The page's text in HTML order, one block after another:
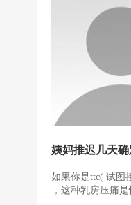
姨妈推迟几天
如果你是ttc( 试图
，这种乳房压痛